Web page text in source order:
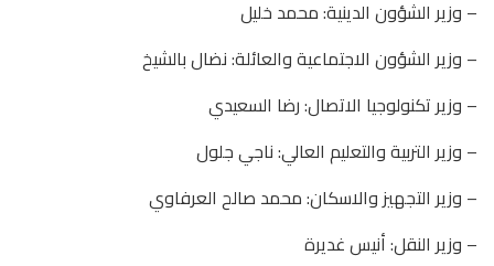
– وزير الشؤون الدينية: محمد خليل
– وزير الشؤون الاجتماعية والعائلة: نضال بالشيخ
– وزير تكنولوجيا الاتصال: رضا السعيدي
– وزير التربية والتعليم العالي: ناجي جلول
– وزير التجهيز والاسكان: محمد صالح العرفاوي
– وزير النقل: أنيس غديرة